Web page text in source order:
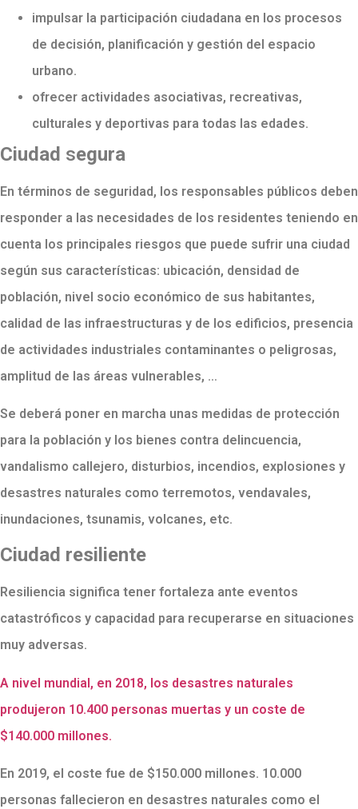
impulsar la participación ciudadana en los procesos
de decisión, planificación y gestión del espacio
urbano.
ofrecer actividades asociativas, recreativas,
culturales y deportivas para todas las edades.
Ciudad segura
En términos de seguridad, los responsables públicos deben
responder a las necesidades de los residentes teniendo en
cuenta los principales riesgos que puede sufrir una ciudad
según sus características: ubicación, densidad de
población, nivel socio económico de sus habitantes,
calidad de las infraestructuras y de los edificios, presencia
de actividades industriales contaminantes o peligrosas,
amplitud de las áreas vulnerables, …
Se deberá poner en marcha unas medidas de protección
para la población y los bienes contra delincuencia,
vandalismo callejero, disturbios, incendios, explosiones y
desastres naturales como terremotos, vendavales,
inundaciones, tsunamis, volcanes, etc.
Ciudad resiliente
Resiliencia significa tener fortaleza ante eventos
catastróficos y capacidad para recuperarse en situaciones
muy adversas.
A nivel mundial, en 2018, los desastres naturales
produjeron 10.400 personas muertas y un coste de
$140.000 millones.
En 2019, el coste fue de $150.000 millones. 10.000
personas fallecieron en desastres naturales como el